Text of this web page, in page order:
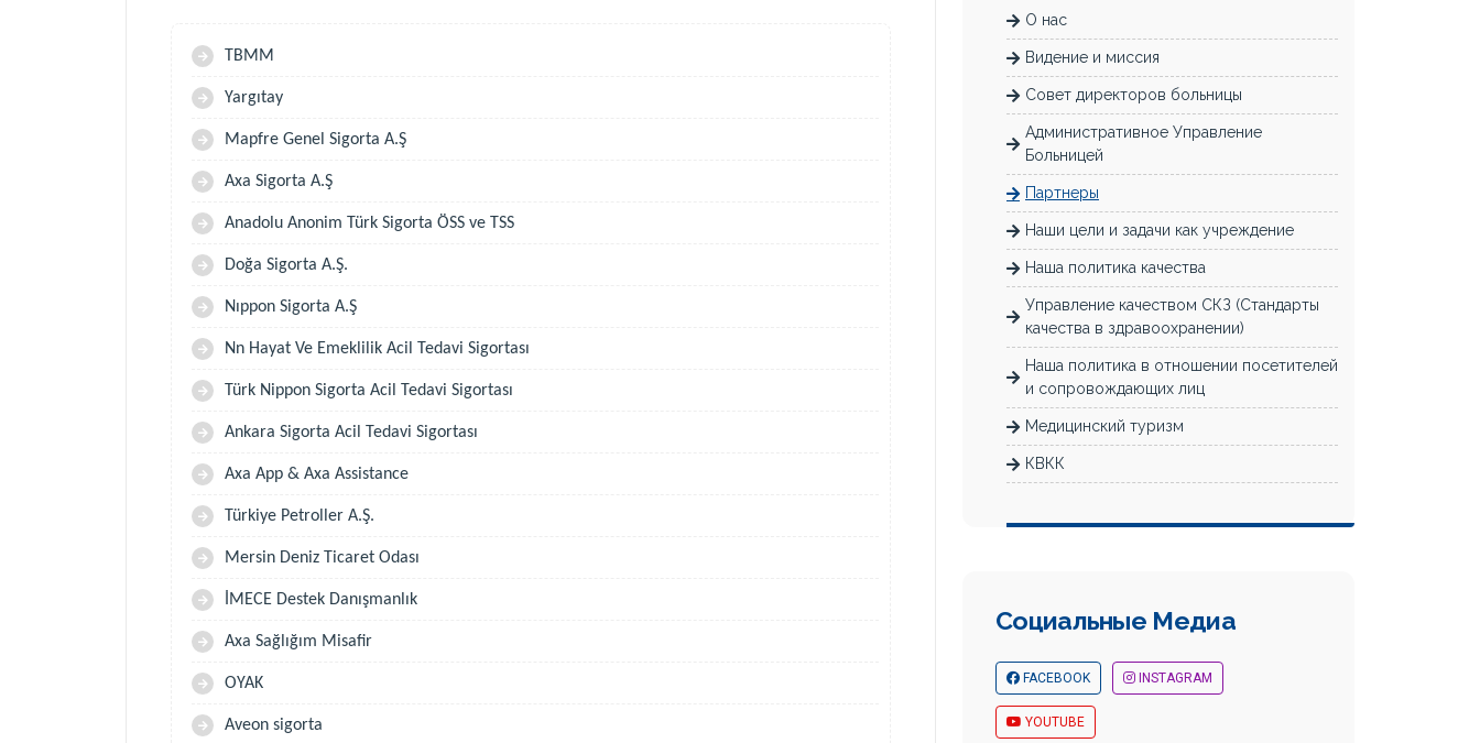
TBMM
Yargıtay
Mapfre Genel Sigorta A.Ş
Axa Sigorta A.Ş
Anadolu Anonim Türk Sigorta ÖSS ve TSS
Doğa Sigorta A.Ş.
Nıppon Sigorta A.Ş
Nn Hayat Ve Emeklilik Acil Tedavi Sigortası
Türk Nippon Sigorta Acil Tedavi Sigortası
Ankara Sigorta Acil Tedavi Sigortası
Axa App & Axa Assistance
Türkiye Petroller A.Ş.
Mersin Deniz Ticaret Odası
İMECE Destek Danışmanlık
Axa Sağlığım Misafir
OYAK
Aveon sigorta
О нас
Видение и миссия
Совет директоров больницы
Административное Управление
Больницей
Партнеры
Наши цели и задачи как учреждение
Наша политика качества
Управление качеством CКЗ (Стандарты
качества в здравоохранении)
Наша политика в отношении посетителей
и сопровождающих лиц
Медицинский туризм
КВКК
Социальные Медиа
FACEBOOK INSTAGRAM
YOUTUBE